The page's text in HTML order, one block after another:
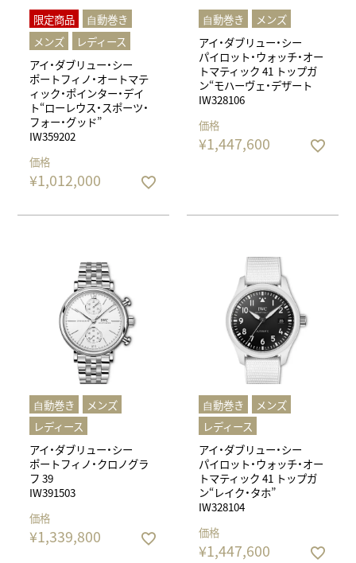
限定商品
⾃動巻き
メンズ
レディース
アイ・ダブリュー・シー
ポートフィノ・オートマテ
ィック・ポインター・デイ
ト“ローレウス・スポーツ・
フォー・グッド”
IW359202
価格
¥1,012,000
⾃動巻き
メンズ
アイ・ダブリュー・シー
パイロット・ウォッチ・オー
トマティック 41 トップガ
ン“モハーヴェ・デザート
IW328106
価格
¥1,447,600
⾃動巻き
メンズ
レディース
アイ・ダブリュー・シー
ポートフィノ・クロノグラ
フ 39
IW391503
価格
¥1,339,800
⾃動巻き
メンズ
レディース
アイ・ダブリュー・シー
パイロット・ウォッチ・オー
トマティック 41 トップガ
ン“レイク・タホ”
IW328104
価格
¥1,447,600